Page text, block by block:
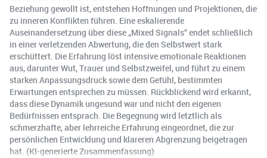
Beziehung gewollt ist, entstehen Hoffnungen und Projektionen, die
zu inneren Konflikten führen. Eine eskalierende
Auseinandersetzung über diese „Mixed Signals“ endet schließlich
in einer verletzenden Abwertung, die den Selbstwert stark
erschüttert. Die Erfahrung löst intensive emotionale Reaktionen
aus, darunter Wut, Trauer und Selbstzweifel, und führt zu einem
starken Anpassungsdruck sowie dem Gefühl, bestimmten
Erwartungen entsprechen zu müssen. Rückblickend wird erkannt,
dass diese Dynamik ungesund war und nicht den eigenen
Bedürfnissen entsprach. Die Begegnung wird letztlich als
schmerzhafte, aber lehrreiche Erfahrung eingeordnet, die zur
persönlichen Entwicklung und klareren Abgrenzung beigetragen
hat. (KI-generierte Zusammenfassung)